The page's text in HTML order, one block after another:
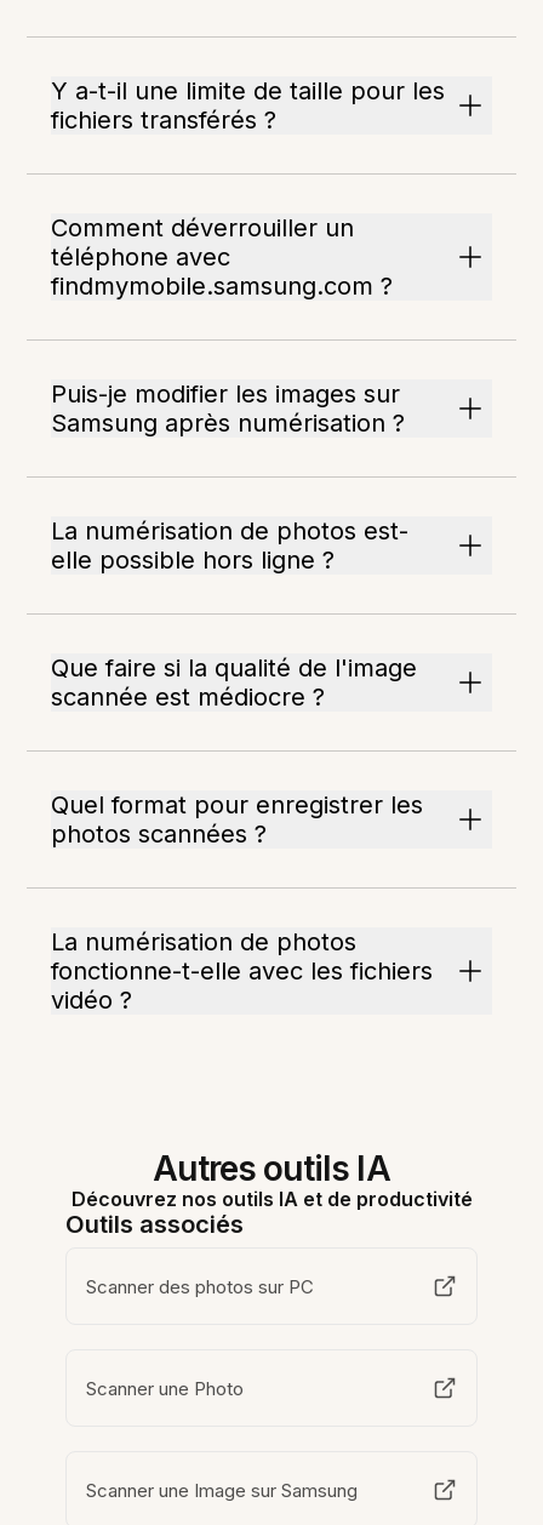
Y a-t-il une limite de taille pour les
fichiers transférés ?
Comment déverrouiller un
téléphone avec
findmymobile.samsung.com ?
Puis-je modifier les images sur
Samsung après numérisation ?
La numérisation de photos est-
elle possible hors ligne ?
Que faire si la qualité de l'image
scannée est médiocre ?
Quel format pour enregistrer les
photos scannées ?
La numérisation de photos
fonctionne-t-elle avec les fichiers
vidéo ?
Autres outils IA
Découvrez nos outils IA et de productivité
Outils associés
Scanner des photos sur PC
Scanner une Photo
Scanner une Image sur Samsung